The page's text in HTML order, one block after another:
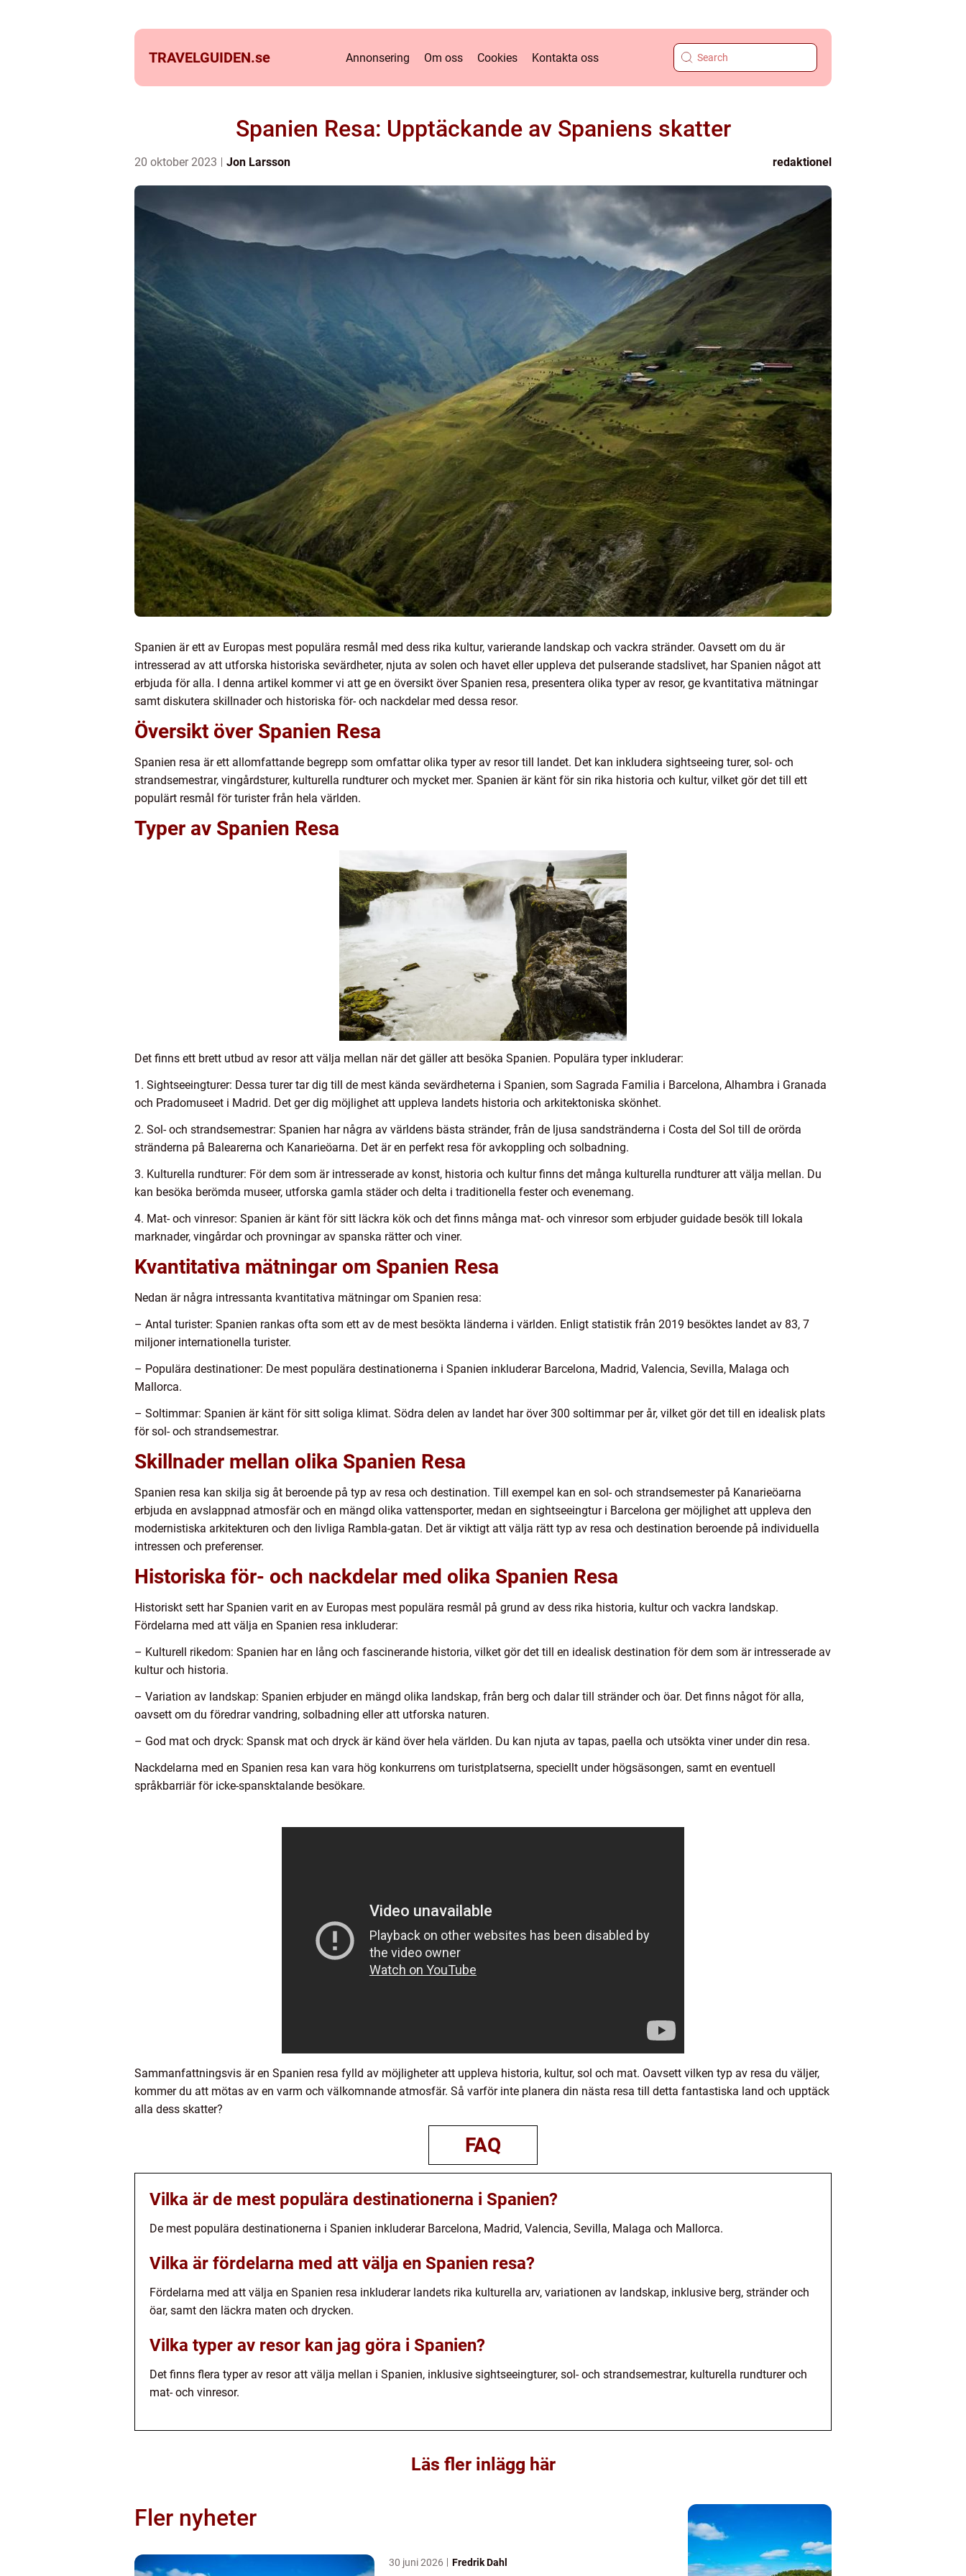
TRAVELGUIDEN.se Annonsering Om oss Cookies Kontakta oss
Spanien Resa: Upptäckande av Spaniens skatter
20 oktober 2023 Jon Larsson redaktionel
Spanien är ett av Europas mest populära resmål med dess rika kultur, varierande landskap och vackra stränder. Oavsett om du är
intresserad av att utforska historiska sevärdheter, njuta av solen och havet eller uppleva det pulserande stadslivet, har Spanien något att
erbjuda för alla. I denna artikel kommer vi att ge en översikt över Spanien resa, presentera olika typer av resor, ge kvantitativa mätningar
samt diskutera skillnader och historiska för- och nackdelar med dessa resor.
Översikt över Spanien Resa
Spanien resa är ett allomfattande begrepp som omfattar olika typer av resor till landet. Det kan inkludera sightseeing turer, sol- och
strandsemestrar, vingårdsturer, kulturella rundturer och mycket mer. Spanien är känt för sin rika historia och kultur, vilket gör det till ett
populärt resmål för turister från hela världen.
Typer av Spanien Resa
Det finns ett brett utbud av resor att välja mellan när det gäller att besöka Spanien. Populära typer inkluderar:
1. Sightseeingturer: Dessa turer tar dig till de mest kända sevärdheterna i Spanien, som Sagrada Familia i Barcelona, Alhambra i Granada
och Pradomuseet i Madrid. Det ger dig möjlighet att uppleva landets historia och arkitektoniska skönhet.
2. Sol- och strandsemestrar: Spanien har några av världens bästa stränder, från de ljusa sandstränderna i Costa del Sol till de orörda
stränderna på Balearerna och Kanarieöarna. Det är en perfekt resa för avkoppling och solbadning.
3. Kulturella rundturer: För dem som är intresserade av konst, historia och kultur finns det många kulturella rundturer att välja mellan. Du
kan besöka berömda museer, utforska gamla städer och delta i traditionella fester och evenemang.
4. Mat- och vinresor: Spanien är känt för sitt läckra kök och det finns många mat- och vinresor som erbjuder guidade besök till lokala
marknader, vingårdar och provningar av spanska rätter och viner.
Kvantitativa mätningar om Spanien Resa
Nedan är några intressanta kvantitativa mätningar om Spanien resa:
– Antal turister: Spanien rankas ofta som ett av de mest besökta länderna i världen. Enligt statistik från 2019 besöktes landet av 83, 7
miljoner internationella turister.
– Populära destinationer: De mest populära destinationerna i Spanien inkluderar Barcelona, Madrid, Valencia, Sevilla, Malaga och
Mallorca.
– Soltimmar: Spanien är känt för sitt soliga klimat. Södra delen av landet har över 300 soltimmar per år, vilket gör det till en idealisk plats
för sol- och strandsemestrar.
Skillnader mellan olika Spanien Resa
Spanien resa kan skilja sig åt beroende på typ av resa och destination. Till exempel kan en sol- och strandsemester på Kanarieöarna
erbjuda en avslappnad atmosfär och en mängd olika vattensporter, medan en sightseeingtur i Barcelona ger möjlighet att uppleva den
modernistiska arkitekturen och den livliga Rambla-gatan. Det är viktigt att välja rätt typ av resa och destination beroende på individuella
intressen och preferenser.
Historiska för- och nackdelar med olika Spanien Resa
Historiskt sett har Spanien varit en av Europas mest populära resmål på grund av dess rika historia, kultur och vackra landskap.
Fördelarna med att välja en Spanien resa inkluderar:
– Kulturell rikedom: Spanien har en lång och fascinerande historia, vilket gör det till en idealisk destination för dem som är intresserade av
kultur och historia.
– Variation av landskap: Spanien erbjuder en mängd olika landskap, från berg och dalar till stränder och öar. Det finns något för alla,
oavsett om du föredrar vandring, solbadning eller att utforska naturen.
– God mat och dryck: Spansk mat och dryck är känd över hela världen. Du kan njuta av tapas, paella och utsökta viner under din resa.
Nackdelarna med en Spanien resa kan vara hög konkurrens om turistplatserna, speciellt under högsäsongen, samt en eventuell
språkbarriär för icke-spansktalande besökare.
Sammanfattningsvis är en Spanien resa fylld av möjligheter att uppleva historia, kultur, sol och mat. Oavsett vilken typ av resa du väljer,
kommer du att mötas av en varm och välkomnande atmosfär. Så varför inte planera din nästa resa till detta fantastiska land och upptäck
alla dess skatter?
FAQ
Vilka är de mest populära destinationerna i Spanien?
De mest populära destinationerna i Spanien inkluderar Barcelona, Madrid, Valencia, Sevilla, Malaga och Mallorca.
Vilka är fördelarna med att välja en Spanien resa?
Fördelarna med att välja en Spanien resa inkluderar landets rika kulturella arv, variationen av landskap, inklusive berg, stränder och
öar, samt den läckra maten och drycken.
Vilka typer av resor kan jag göra i Spanien?
Det finns flera typer av resor att välja mellan i Spanien, inklusive sightseeingturer, sol- och strandsemestrar, kulturella rundturer och
mat- och vinresor.
Läs fler inlägg här
Fler nyheter
30 juni 2026 Fredrik Dahl